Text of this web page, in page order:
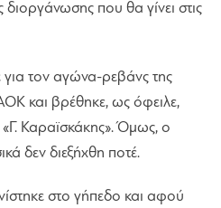
διοργάνωσης που θα γίνει στις
τον αγώνα-ρεβάνς της
και βρέθηκε, ως όφειλε,
Καραϊσκάκης». Όμως, ο
δεν διεξήχθη ποτέ.
στο γήπεδο και αφού